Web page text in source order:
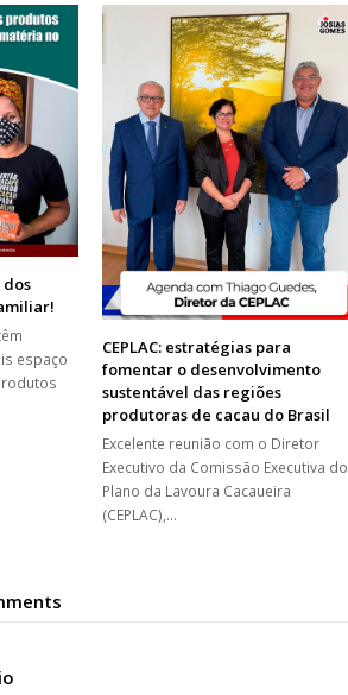
dos
espaço
CEPLAC: estratégias para
fomentar o desenvolvimento
sustentável das regiões
produtoras de cacau do Brasil
Excelente reunião com o Diretor
Executivo da Comissão Executiva do
Plano da Lavoura Cacaueira
(CEPLAC),…